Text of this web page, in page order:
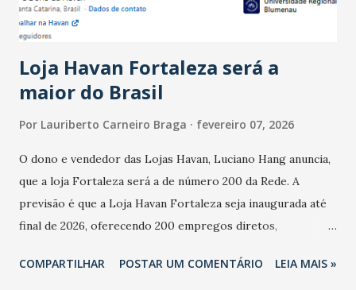
novembro. Em relação a outubro, o faturamento também
cresceu. De acordo com a pesquisa, 44% dos n...
Loja Havan Fortaleza será a
maior do Brasil
Por Lauriberto Carneiro Braga fevereiro 07, 2026
O dono e vendedor das Lojas Havan, Luciano Hang anuncia,
que a loja Fortaleza será a de número 200 da Rede. A
previsão é que a Loja Havan Fortaleza seja inaugurada até
final de 2026, oferecendo 200 empregos diretos,
Havan Fortaleza ainda não foi anunciada oficialmente, mas
COMPARTILHAR POSTAR UM COMENTÁRIO LEIA MAIS »